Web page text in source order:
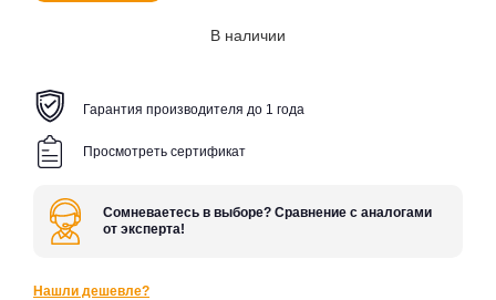
В наличии
Гарантия производителя до 1 года
Просмотреть сертификат
Сомневаетесь в выборе? Сравнение с аналогами
от эксперта!
Нашли дешевле?